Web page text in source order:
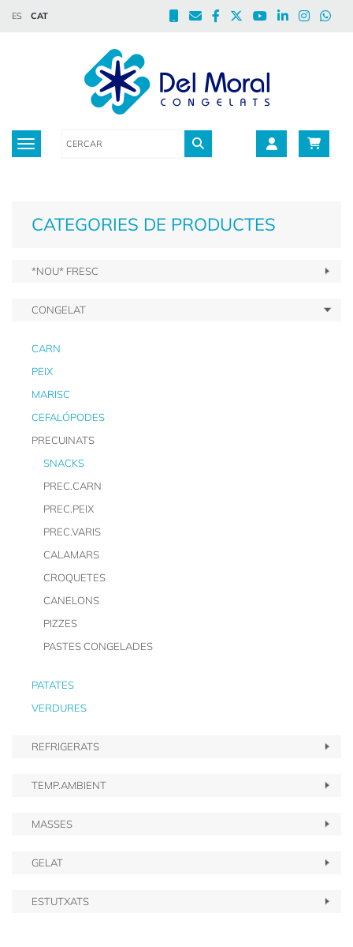
ES CAT
Toggle navigation
CATEGORIES DE PRODUCTES
*NOU* FRESC
CONGELAT
CARN
PEIX
MARISC
CEFALÓPODES
PRECUINATS
SNACKS
PREC.CARN
PREC.PEIX
PREC.VARIS
CALAMARS
CROQUETES
CANELONS
PIZZES
PASTES CONGELADES
PATATES
VERDURES
REFRIGERATS
TEMP.AMBIENT
MASSES
GELAT
ESTUTXATS